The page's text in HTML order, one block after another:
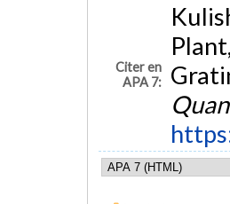
Citer en
APA 7: